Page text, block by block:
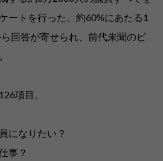
ートを行った。約60%にあたる1
回答が寄せられ、前代未聞のビ
項目。
になりたい？
事？